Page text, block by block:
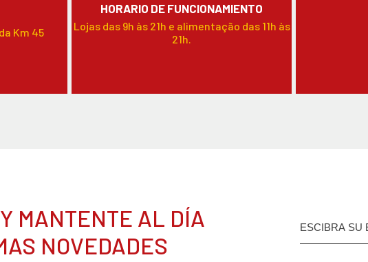
Km 45
HORARIO DE FUNCIONAMIENTO
Lojas das 9h às 21h e alimentação das 11h às
21h.
MANTENTE AL DÍA
NOVEDADES